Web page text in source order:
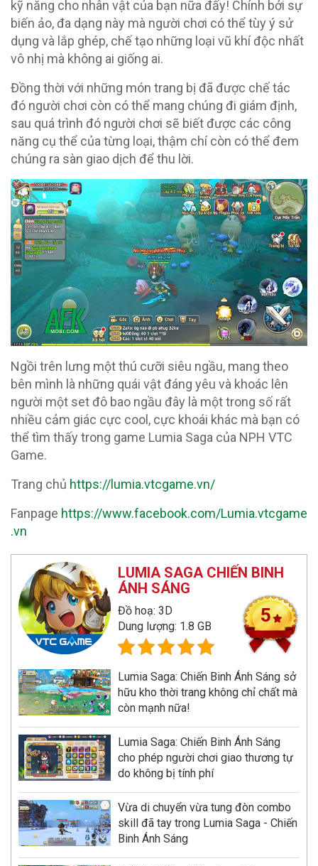
kỹ năng cho nhân vật của bạn nữa đấy! Chính bởi sự
biến ảo, đa dạng này mà người chơi có thể tùy ý sử
dụng và lắp ghép, chế tạo những loại vũ khí độc nhất
vô nhị mà không ai giống ai.
Đồng thời với những món trang bị đã được chế tác
đó người chơi còn có thể mang chúng đi giám định,
sau quá trình đó người chơi sẽ biết được các công
năng cụ thể của từng loại, thậm chí còn có thể đem
chúng ra sàn giao dịch để thu lời.
Ngồi trên lưng một thú cưỡi siêu ngầu, mang theo
bên mình là những quái vật đáng yêu và khoác lên
người một set đô bao ngầu đây là một trong số rất
nhiều cảm giác cực cool, cực khoái khác mà bạn có
thể tìm thấy trong game Lumia Saga của NPH VTC
Game.
Trang chủ https://lumia.vtcgame.vn/
Fanpage https://www.facebook.com/Lumia.vtcgame
.vn
LUMIA SAGA CHIẾN BINH
ÁNH SÁNG
Đồ hoạ: 3D
Dung lượng: 1.8 GB
5
Lumia Saga: Chiến Binh Ánh Sáng sở
hữu kho thời trang không chỉ chất mà
còn mạnh nữa!
Lumia Saga: Chiến Binh Ánh Sáng
cho phép người chơi giao thương tự
do không bị tính phí
Vừa di chuyển vừa tung đòn combo
skill đã tay trong Lumia Saga - Chiến
Binh Ánh Sáng